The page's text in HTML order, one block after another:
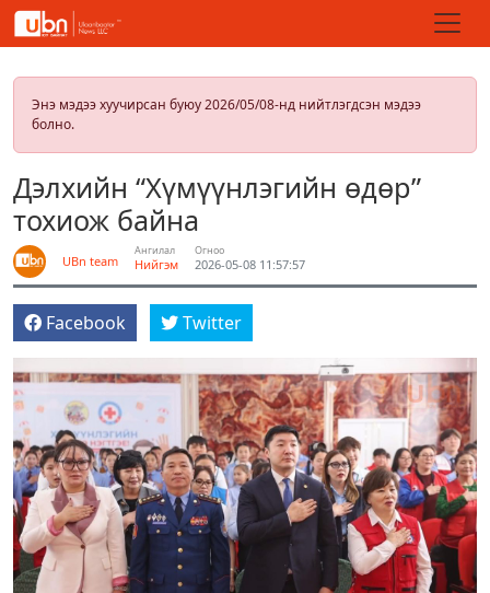
Энэ мэдээ хуучирсан буюу 2026/05/08-нд нийтлэгдсэн мэдээ
болно.
Дэлхийн “Хүмүүнлэгийн өдөр”
тохиож байна
UBn team
Ангилал
Нийгэм
Огноо
2026-05-08 11:57:57
Facebook Twitter